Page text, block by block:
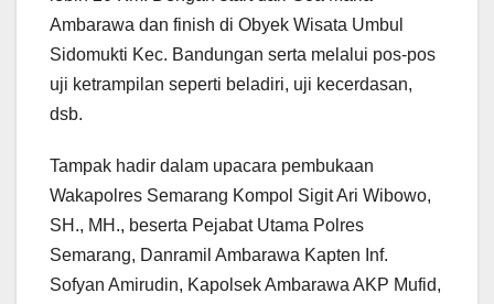
Ambarawa dan finish di Obyek Wisata Umbul
Sidomukti Kec. Bandungan serta melalui pos-pos
uji ketrampilan seperti beladiri, uji kecerdasan,
dsb.
Tampak hadir dalam upacara pembukaan
Wakapolres Semarang Kompol Sigit Ari Wibowo,
SH., MH., beserta Pejabat Utama Polres
Semarang, Danramil Ambarawa Kapten Inf.
Sofyan Amirudin, Kapolsek Ambarawa AKP Mufid,